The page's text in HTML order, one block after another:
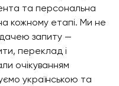
та персональна
кожному етапі. Ми не
запиту —
переклад і
очікуванням
українською та